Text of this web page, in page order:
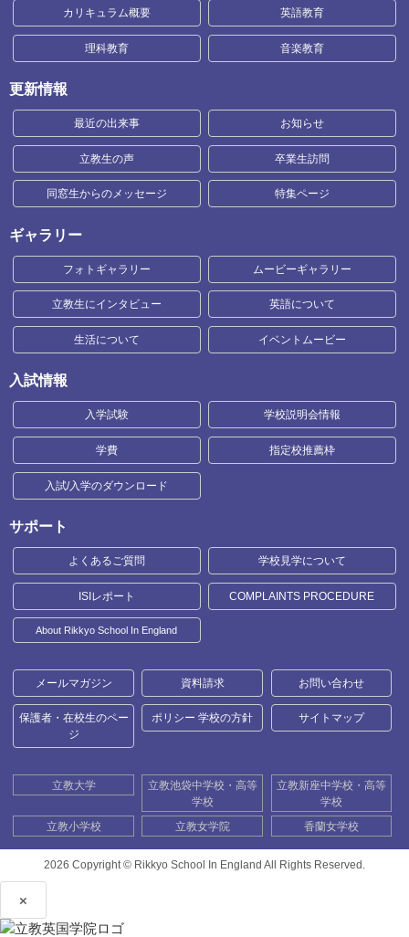
カリキュラム概要 英語教育
理科教育 音楽教育
更新情報
最近の出来事 お知らせ
立教生の声 卒業生訪問
同窓生からのメッセージ 特集ページ
ギャラリー
フォトギャラリー ムービーギャラリー
立教生にインタビュー 英語について
生活について イベントムービー
入試情報
入学試験 学校説明会情報
学費 指定校推薦枠
入試/入学のダウンロード
サポート
よくあるご質問 学校見学について
ISIレポート COMPLAINTS PROCEDURE
About Rikkyo School In England
メールマガジン 資料請求 お問い合わせ
保護者・在校生のペー
ジ
ポリシー 学校の方針 サイトマップ
立教大学
立教池袋中学校・高等
学校
立教新座中学校・高等
学校
立教小学校
立教女学院 香蘭女学校
2026 Copyright © Rikkyo School In England All Rights Reserved.
×